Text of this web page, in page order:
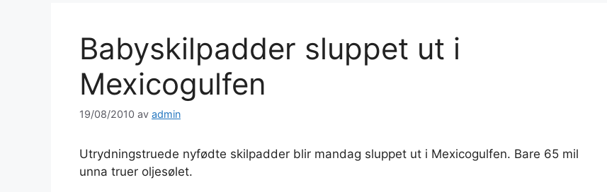
Babyskilpadder sluppet ut i
Mexicogulfen
19/08/2010 av admin
Utrydningstruede nyfødte skilpadder blir mandag sluppet ut i Mexicogulfen. Bare 65 mil
unna truer oljesølet.